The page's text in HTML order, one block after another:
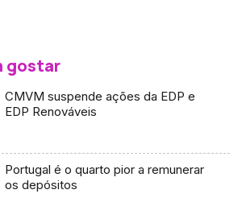
gostar
CMVM suspende ações da EDP e
EDP Renováveis
Portugal é o quarto pior a remunerar
os depósitos